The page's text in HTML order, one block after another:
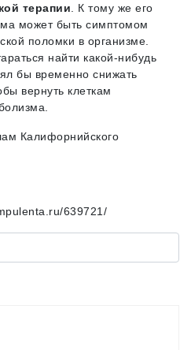
терапии . К тому же его
может быть симптомом
поломки в организме.
найти какой-нибудь
бы временно снижать
вернуть клеткам
Калифорнийского
639721/